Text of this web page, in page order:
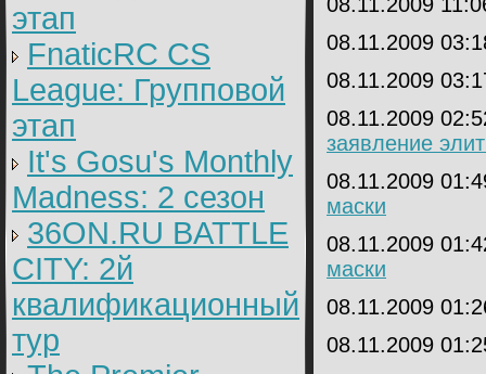
этап
FnaticRC CS
League: Групповой
этап
It's Gosu's Monthly
Madness: 2 сезон
36ON.RU BATTLE
CITY: 2й
квалификационный
тур
08.11.2009
08.11.2009
08.11.2009
заявление
08.11.2009
маски
08.11.2009
маски
08.11.2009
08.11.2009